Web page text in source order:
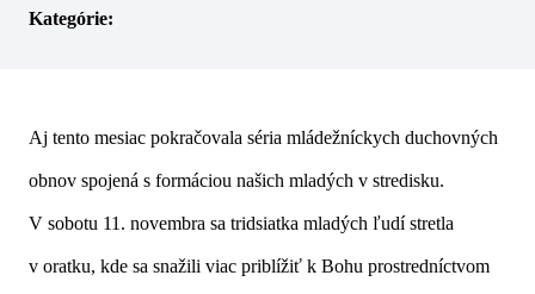
Kategórie:
Aj tento mesiac pokračovala séria mládežníckych duchovných
obnov spojená s formáciou našich mladých v stredisku.
V sobotu 11. novembra sa tridsiatka mladých ľudí stretla
v oratku, kde sa snažili viac priblížiť k Bohu prostredníctvom